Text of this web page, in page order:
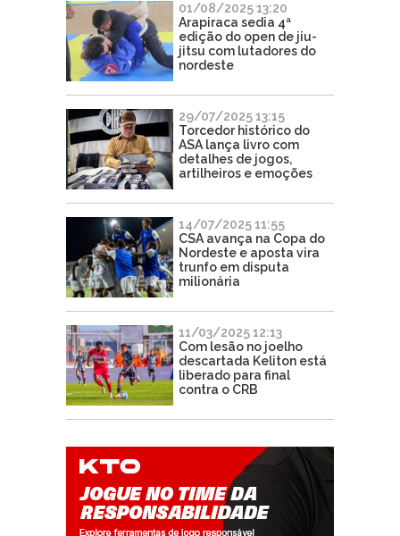
01/08/2025 13:20
Arapiraca sedia 4ª
edição do open de jiu-
jitsu com lutadores do
nordeste
29/07/2025 13:15
Torcedor histórico do
ASA lança livro com
detalhes de jogos,
artilheiros e emoções
14/07/2025 11:55
CSA avança na Copa do
Nordeste e aposta vira
trunfo em disputa
milionária
11/03/2025 12:13
Com lesão no joelho
descartada Keliton está
liberado para final
contra o CRB